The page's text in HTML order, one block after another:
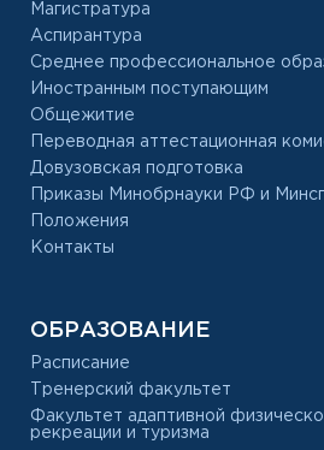
Магистратура
Аспирантура
Среднее профессиональное
Иностранным поступающим
Общежитие
Переводная аттестационная
Довузовская подготовка
Приказы Минобрнауки РФ и
Положения
Контакты
ОБРАЗОВАНИЕ
Расписание
Тренерский факультет
Факультет адаптивной
рекреации и туризма